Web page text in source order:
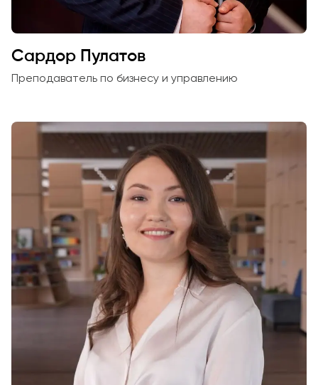
Сардор Пулатов
Преподаватель по бизнесу и управлению